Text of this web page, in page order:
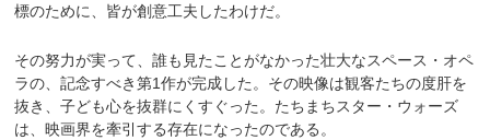
標のために、皆が創意工夫したわけだ。
その努力が実って、誰も見たことがなかった壮大なスペース・オペ
ラの、記念すべき第1作が完成した。その映像は観客たちの度肝を
抜き、子ども心を抜群にくすぐった。たちまちスター・ウォーズ
は、映画界を牽引する存在になったのである。